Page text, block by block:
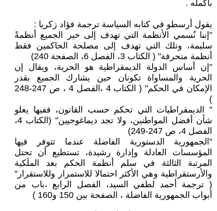
بأكمله .
يقول أرسطو في كتابه السياسة ترجمة فؤاد زكريا :
"إننا نُسمي الأنظمة التي تهدف إلى خير الجميع أنظمةً
سليمة، وتلك التي تهدف إلى مصلحة الحاكمين فقط
أنظمة منحرفة" ( الكتاب 3، الفصل 6، الصفحة 240)
"إن أساس الدولة الديمقراطية هو الحرية، ويقال إن
الحرية والمساواة تكونان حين يشارك الجميع بقدر
الإمكان في الحكم" ( الكتاب 4 ،الفصل 4 ، ص 247-248
)
" الديمقراطيات التي تحكم حسب القانون، ففيها يعلو
شأن أفضل المواطنين، ولا تجد ديماغوجيين" (الكتاب 4،
الفصل 4، ص 247-249)
"الجمهورية الدستورية الفاضلة عندما تتوفر فيها
المؤسسات العادلة وإدارة رشيدة، تستطيع أن تحتل
المرتبة الثالثة في سلم أنظمة الحكم بعد الملَكية
والأرستقراطية وهي الأكثر احتمالا للاستمرار وللاستقرار"
( ترجمة أحمد لطفي السيد، الفصل الرابع ،باب من
أبواب الجمهورية الفاضلة ، الصفحة بين 150 و160 )